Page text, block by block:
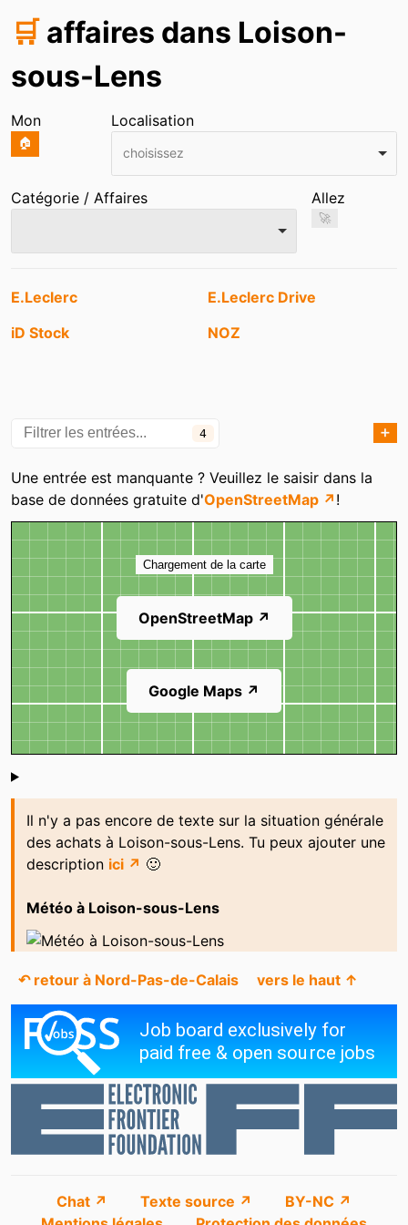
🛒 affaires dans Loison-
sous-Lens
Mon
🏠
Localisation
choisissez
Catégorie / Affaires Allez
🚀
Entrées
E.Leclerc
E.Leclerc Drive
iD Stock
NOZ
4 ➕
Catégories
Une entrée est manquante ? Veuillez le saisir dans la
base de données gratuite d'OpenStreetMap ↗ !
Carte
Chargement de la carte
OpenStreetMap ↗
Google Maps ↗
Shoutbox
Il n'y a pas encore de texte sur la situation générale
des achats à Loison-sous-Lens. Tu peux ajouter une
description ici ↗ 🙂
Météo à Loison-sous-Lens
↶ retour à Nord-Pas-de-Calais vers le haut ↑
Chat ↗ Texte source ↗
BY-NC ↗